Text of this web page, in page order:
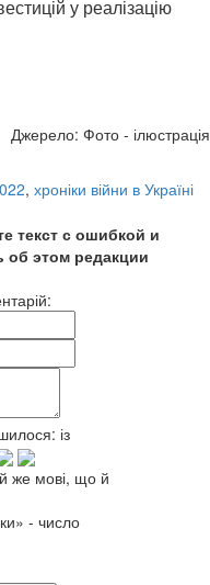
у реалізацію
Джерело: Фото - ілюстрація
, хроніки війни в Україні
текст с ошибкой и
об этом редакции
із
же мові, що й
- число